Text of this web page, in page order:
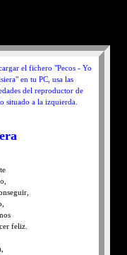
el fichero "Pecos - Yo
en tu PC, usa las
del reproductor de
situado a la izquierda.
feliz.